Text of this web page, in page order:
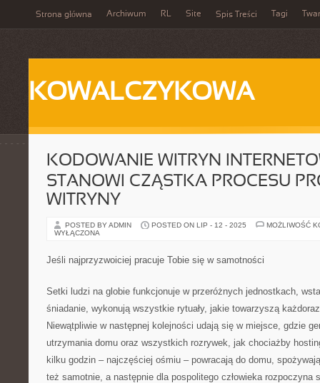
Strona główna Archiwum RL Site Spis Treści Tagi
KOWALCZYKOWA
KODOWANIE WITRYN
STANOWI CZĄSTKA PROCESU
WITRYNY
POSTED BY ADMIN POSTED ON LIP - 12 - 2025
MOŻLIWOŚĆ
WYŁĄCZONA
Jeśli najprzyzwoiciej pracuje Tobie się w samotności
Setki ludzi na globie funkcjonuje w przeróżnych jednostkach,
śniadanie, wykonują wszystkie rytuały, jakie towarzyszą
Niewątpliwie w następnej kolejności udają się w miejsce, gdzie
utrzymania domu oraz wszystkich rozrywek, jak chociażby
kilku godzin – najczęściej ośmiu – powracają do domu,
też samotnie, a następnie dla pospolitego człowieka rozpoczyna